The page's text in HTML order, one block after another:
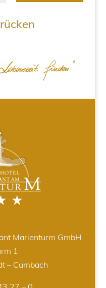
Marienturm GmbH
1
– Cumbach